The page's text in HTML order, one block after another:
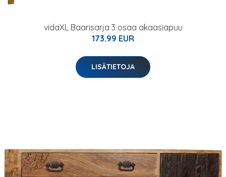
vidaXL Baarisarja 3 osaa akaasiapuu
173.99 EUR
LISÄTIETOJA